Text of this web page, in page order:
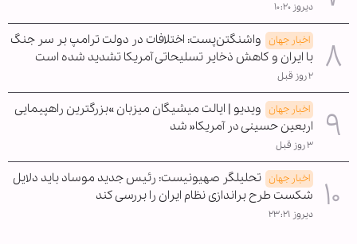
دیروز ۱۰:۲۰
اخبار جهان واشنگتن‌پست: اختلافات در دولت ترامپ بر سر جنگ
با ایران و کاهش ذخایر تسلیحاتی آمریکا تشدید شده است
۲ روز قبل
اخبار جهان ویدیو | ایالت میشیگان میزبان »بزرگترین راهپیمایی
اربعین حسینی در آمریکا« شد
۳ روز قبل
اخبار جهان تحلیلگر صهیونیست: رئیس جدید موساد باید دلایل
شکست طرح براندازی نظام ایران را بررسی کند
دیروز ۲۳:۲۱